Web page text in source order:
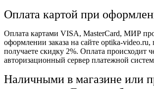
Оплата картой при
Оплата картами VISA, MasterCard, МИР
оформлении заказа на сайте optika-
получаете скидку 2%. Оплата происходит
авторизационный сервер платежной
Наличными в магазине или